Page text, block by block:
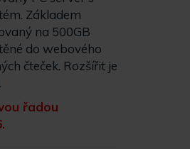
Základem
na 500GB
do webového
čteček. Rozšířit je
.
řadou